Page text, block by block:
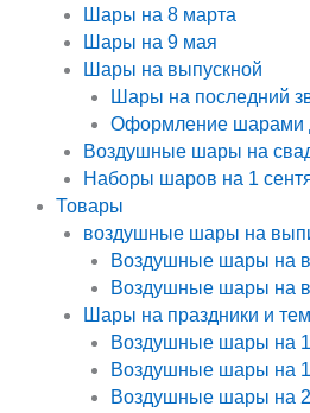
Шары на 8 марта
Шары на 9 мая
Шары на выпускной
Шары на последний
Оформление шарами
Воздушные шары на
Наборы шаров на 1
Товары
воздушные шары на
Воздушные шары на
Воздушные шары на
Шары на праздники и
Воздушные шары на
Воздушные шары на
Воздушные шары на